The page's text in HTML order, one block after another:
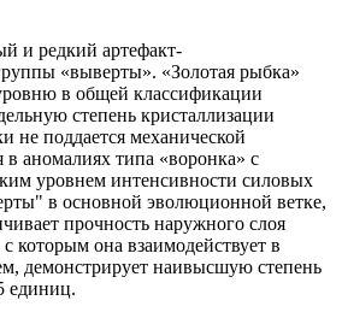
и редкий артефакт-
«выверты». «Золотая рыбка»
в общей классификации
степень кристаллизации
не поддается механической
в аномалиях типа «воронка» с
уровнем интенсивности силовых
в основной эволюционной ветке,
прочность наружного слоя
которым она взаимодействует в
демонстрирует наивысшую степень
единиц.